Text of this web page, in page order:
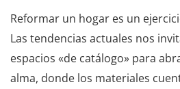
Reformar un hogar es un
Las tendencias actuales nos
espacios «de catálogo» para
alma, donde los materiales